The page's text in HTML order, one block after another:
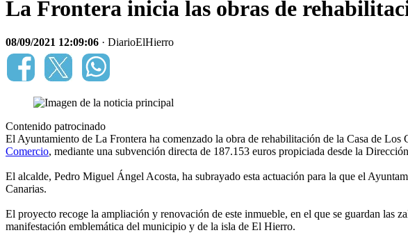
La Frontera inicia las obras de
08/09/2021 12:09:06 · DiarioElHierro
Contenido patrocinado
El Ayuntamiento de La Frontera ha comenzado la obra de rehabilitación de la Casa de Los
Comercio, mediante una subvención directa de 187.153 euros propiciada desde la
El alcalde, Pedro Miguel Ángel Acosta, ha subrayado esta actuación para la que el
Canarias.
El proyecto recoge la ampliación y renovación de este inmueble, en el que se guardan las
manifestación emblemática del municipio y de la isla de El Hierro.